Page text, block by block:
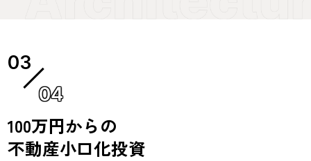
04
100万円からの
不動産小口化投資